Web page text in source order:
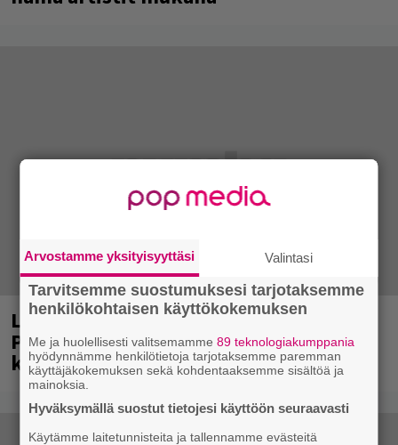
Laittomasta graffitista kiinni jäänyt
Paavo Arhinmäki jälleen spraypullo
kädessä – näitä puolueita ei kiinnosta
Arvostamme yksityisyyttäsi Valintasi
Tarvitsemme suostumuksesi tarjotaksemme
henkilökohtaisen käyttökokemuksen
Me ja huolellisesti valitsemamme89 teknologiakumppania
hyödynnämme henkilötietoja tarjotaksemme paremman
käyttäjäkokemuksen sekä kohdentaaksemme sisältöä ja
mainoksia.
Hyväksymällä suostut tietojesi käyttöön seuraavasti
Käytämme laitetunnisteita ja tallennamme evästeitä